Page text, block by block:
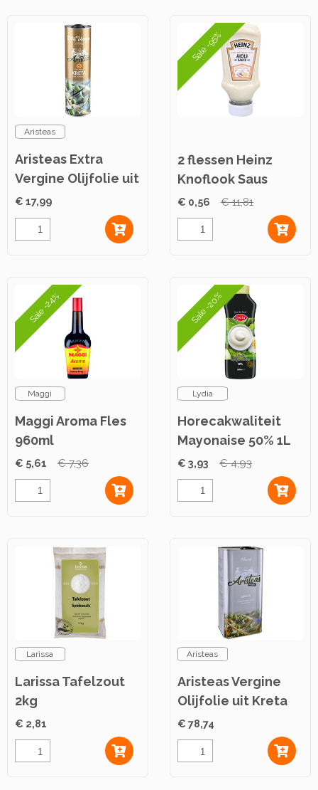
Aristeas
Aristeas Extra
Vergine Olijfolie uit
Kreta P.D.O. 1L
€ 17,99
Sale -95%
2 flessen Heinz
Knoflook Saus
(Aioli) 215g
€ 0,56 € 11,81
Sale -24%
Maggi
Maggi Aroma Fles
960ml
€ 5,61 € 7,36
Sale -20%
Lydia
Horecakwaliteit
Mayonaise 50% 1L
€ 3,93 € 4,93
Larissa
Larissa Tafelzout
2kg
€ 2,81
Aristeas
Aristeas Vergine
Olijfolie uit Kreta
P.D.O. 5L
€ 78,74